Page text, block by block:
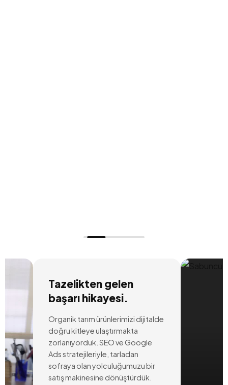
Tazelikten gelen
başarı hikayesi.
Organik tarım ürünlerimizi dijitalde
doğru kitleye ulaştırmakta
zorlanıyorduk. SEO ve Google
Ads stratejileriyle, tarladan
sofraya olan yolculuğumuzu bir
satış makinesine dönüştürdük.